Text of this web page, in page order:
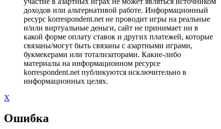
доходов или альтернативой работе. Информационный
ресурс korrespondent.net не проводит игры на реальные
и/или виртуальные деньги, сайт не принимает ни в
какой форме оплату ставок и других платежей, которые
связаны/могут быть связаны с азартными играми,
букмекерами или тотализаторами. Какие-либо
материалы на информационном ресурсе
korrespondent.net публикуются исключительно в
информационных целях.
X
Ошибка